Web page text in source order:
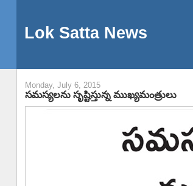
Lok Satta News
Monday, July 6, 2015
సమస్యలను సృష్టిస్తున్న ముఖ్యమంత్రులు